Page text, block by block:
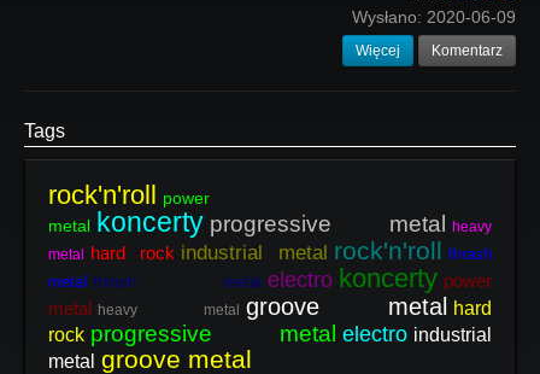
Wysłano: 2020-06-09
Więcej Komentarz
Tags
rock'n'roll power
metal koncerty progressive metal
heavy
metal
hard rock industrial metal rock'n'roll thrash
metal thrash metal electro koncerty power
metal heavy metal groove metal
hard
rock progressive metal electro industrial
metal groove metal